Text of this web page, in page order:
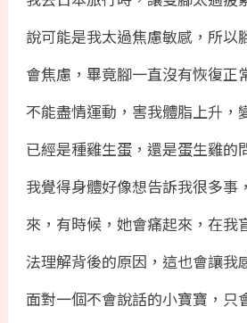
說可能是我太過焦慮敏感，所
會焦慮，畢竟腳一直沒有恢復正
不能盡情運動，害我體脂上升，
已經是種雞生蛋，還是蛋生雞的
我覺得身體好像想告訴我很多事
來，有時候，她會痛起來，在我
法理解背後的原因，這也會讓我
面對一個不會說話的小寶寶，只